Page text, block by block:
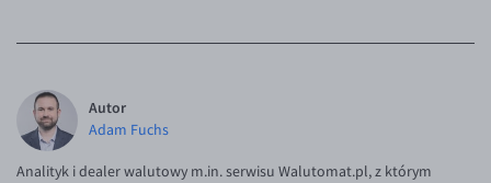
Autor
Adam Fuchs
Analityk i dealer walutowy m.in. serwisu Walutomat.pl, z którym